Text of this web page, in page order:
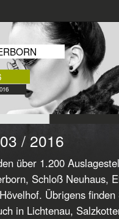
/ 2016
über 1.200
Schloß Neuhaus,
Übrigens finden
in Lichtenau,